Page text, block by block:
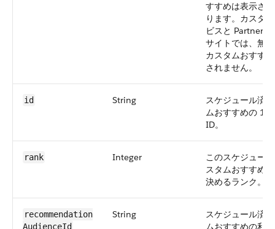
すすめは表示さ
ります。カスタ
ビスと Partner
サイトでは、無
カスタムおすす
されません。
id String
スケジュール済
ムおすすめの 18
ID。
rank Integer
このスケジュー
スタムおすすめ
決めるランク。
recommendation​
AudienceId
String
スケジュール済
ムおすすめの利